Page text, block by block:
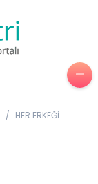
/ HER ERKEĞİ